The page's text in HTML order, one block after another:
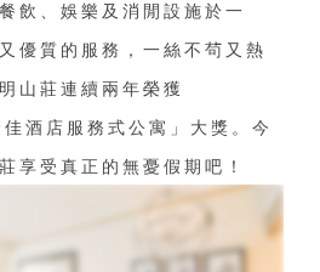
飲、娛樂及消閒設施於一
優質的服務，一絲不茍又熱
山莊連續兩年榮獲
酒店服務式公寓」大獎。今
享受真正的無憂假期吧！